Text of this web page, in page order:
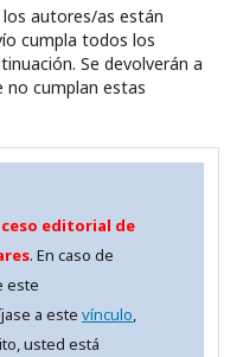
autores/as están
cumpla todos los
Se devolverán a
no cumplan estas
editorial de
. En caso de
este
a este vínculo,
usted está